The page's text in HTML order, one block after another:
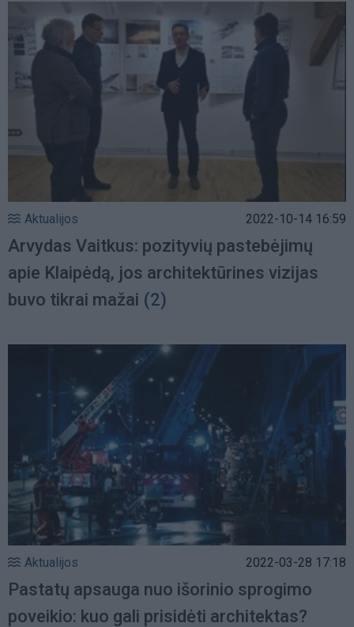
Aktualijos 2022-10-14 16:59
Arvydas Vaitkus: pozityvių pastebėjimų
apie Klaipėdą, jos architektūrines vizijas
buvo tikrai mažai (2)
Aktualijos 2022-03-28 17:18
Pastatų apsauga nuo išorinio sprogimo
poveikio: kuo gali prisidėti architektas?